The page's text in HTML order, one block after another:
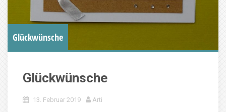
Glückwünsche
Glückwünsche
13. Februar 2019 Arti